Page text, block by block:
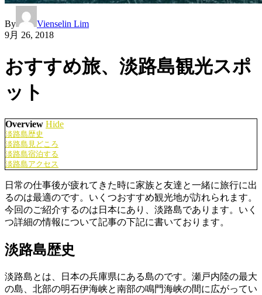
By
Vienselin Lim
9月 26, 2018
おすすめ旅、淡路島観光スポ
ット
Overview Hide
淡路島歴史
淡路島見どころ
淡路島宿泊する
淡路島アクセス
日常の仕事後が疲れてきた時に家族と友達と一緒に旅行に出
るのは最適のです。いくつおすすめ観光地が訪れられます。
今回のご紹介するのは日本にあり、淡路島であります。いく
つ詳細の情報について記事の下記に書いております。
淡路島歴史
淡路島とは、日本の兵庫県にある島のです。瀬戸内陸の最大
の島、北部の明石伊海峡と南部の鳴門海峡の間に広がってい